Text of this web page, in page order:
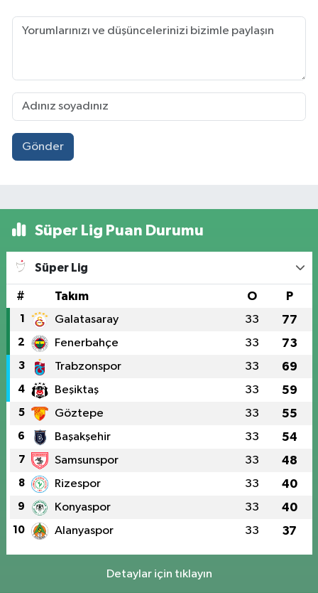
Gönder
Süper Lig Puan Durumu
Süper Lig
# Takım O P
1 Galatasaray 33 77
2 Fenerbahçe 33 73
3 Trabzonspor 33 69
4 Beşiktaş 33 59
5 Göztepe 33 55
6 Başakşehir 33 54
7 Samsunspor 33 48
8 Rizespor 33 40
9 Konyaspor 33 40
10 Alanyaspor 33 37
Detaylar için tıklayın